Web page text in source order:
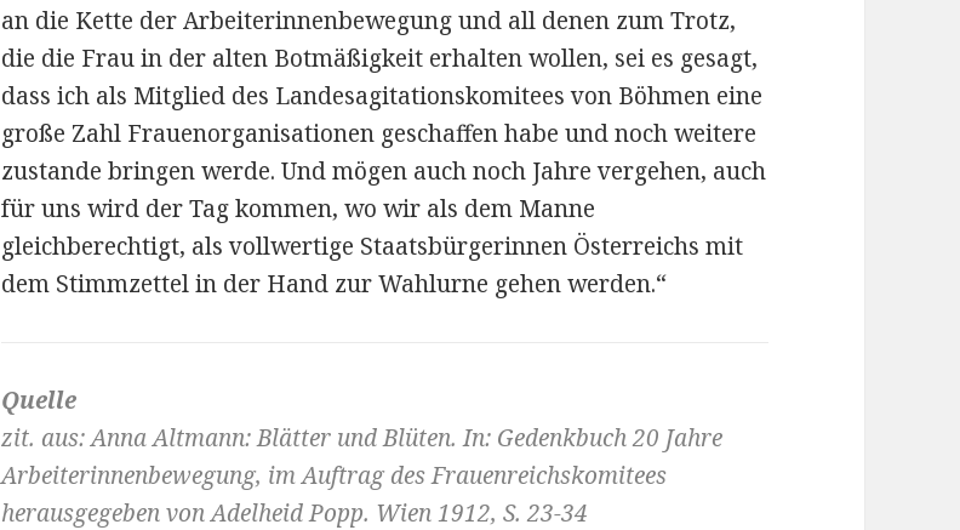
an die Kette der Arbeiterinnenbewegung und all denen zum Trotz,
die die Frau in der alten Botmäßigkeit erhalten wollen, sei es gesagt,
dass ich als Mitglied des Landesagitationskomitees von Böhmen eine
große Zahl Frauenorganisationen geschaffen habe und noch weitere
zustande bringen werde. Und mögen auch noch Jahre vergehen, auch
für uns wird der Tag kommen, wo wir als dem Manne
gleichberechtigt, als vollwertige Staatsbürgerinnen Österreichs mit
dem Stimmzettel in der Hand zur Wahlurne gehen werden.“
Quelle
zit. aus: Anna Altmann: Blätter und Blüten. In: Gedenkbuch 20 Jahre
Arbeiterinnenbewegung, im Auftrag des Frauenreichskomitees
herausgegeben von Adelheid Popp. Wien 1912, S. 23-34